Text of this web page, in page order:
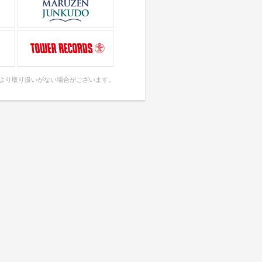
り取り扱いがない場合がございます。